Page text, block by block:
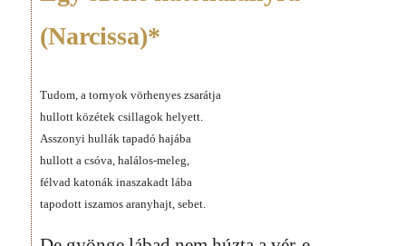
(Narcissa)*
Tudom, a tornyok vörhenyes zsarátja
hullott közétek csillagok helyett.
Asszonyi hullák tapadó hajába
hullott a csóva, halálos-meleg,
félvad katonák inaszakadt lába
tapodott iszamos aranyhajt, sebet.